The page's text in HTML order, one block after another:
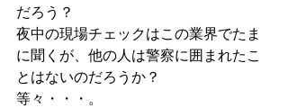
だろう？
夜中の現場チェックはこの業界でたま
に聞くが、他の人は警察に囲まれたこ
とはないのだろうか？
等々・・・。